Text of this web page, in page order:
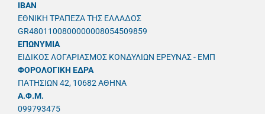
IBAN
ΕΘΝΙΚΗ ΤΡΑΠΕΖΑ ΤΗΣ ΕΛΛΑΔΟΣ
GR4801100800000008054509859
ΕΠΩΝΥΜΙΑ
ΕΙΔΙΚΟΣ ΛΟΓΑΡΙΑΣΜΟΣ ΚΟΝΔΥΛΙΩΝ ΕΡΕΥΝΑΣ - ΕΜΠ
ΦΟΡΟΛΟΓΙΚΗ ΕΔΡΑ
ΠΑΤΗΣΙΩΝ 42, 10682 ΑΘΗΝΑ
A.Φ.Μ.
099793475